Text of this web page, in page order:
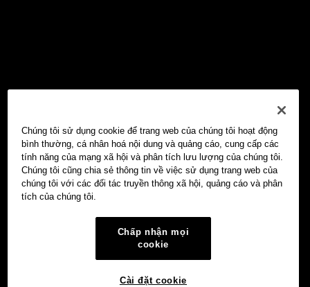
Chúng tôi sử dụng cookie để trang web của chúng tôi hoạt động
bình thường, cá nhân hoá nội dung và quảng cáo, cung cấp các
tính năng của mạng xã hội và phân tích lưu lượng của chúng tôi.
Chúng tôi cũng chia sẻ thông tin về việc sử dụng trang web của
chúng tôi với các đối tác truyền thông xã hội, quảng cáo và phân
tích của chúng tôi.
Chấp nhận mọi
cookie
Cài đặt cookie